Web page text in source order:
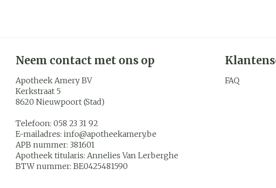
Neem contact met ons op
Apotheek Amery BV
Kerkstraat 5
8620 Nieuwpoort (Stad)
Telefoon: 058 23 31 92
E-mailadres: info@apotheekamery.be
APB nummer: 381601
Apotheek titularis: Annelies Van Lerberghe
BTW nummer: BE0425481590
FAQ